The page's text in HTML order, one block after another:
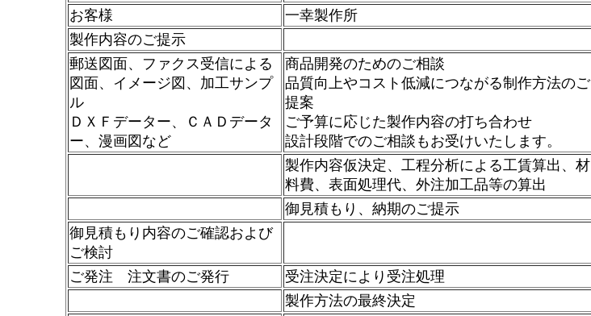
お客様
一幸製作所
製作内容のご提示
郵送図面、ファクス受信による
図面、イメージ図、加工サンプ
ル
ＤＸＦデーター、ＣＡＤデータ
ー、漫画図など
商品開発のためのご相談
品質向上やコスト低減につながる制作方法のご
提案
ご予算に応じた製作内容の打ち合わせ
設計段階でのご相談もお受けいたします。
製作内容仮決定、工程分析による工賃算出、材
料費、表面処理代、外注加工品等の算出
御見積もり、納期のご提示
御見積もり内容のご確認および
ご検討
ご発注 注文書のご発行
受注決定により受注処理
製作方法の最終決定